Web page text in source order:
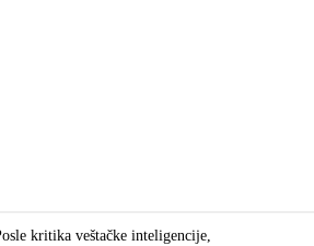
kritika veštačke inteligencije,